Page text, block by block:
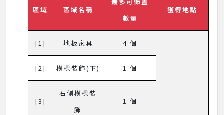
區域 區域名稱
數量
獲得地點
[1] 地板家具 4 個
[2] 橫樑裝飾(下) 1 個
[3]
右側橫樑裝
飾
1 個